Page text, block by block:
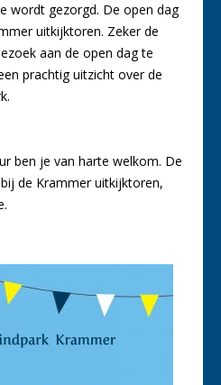
wordt gezorgd. De open dag
uitkijktoren. Zeker de
aan de open dag te
prachtig uitzicht over de
ben je van harte welkom. De
de Krammer uitkijktoren,